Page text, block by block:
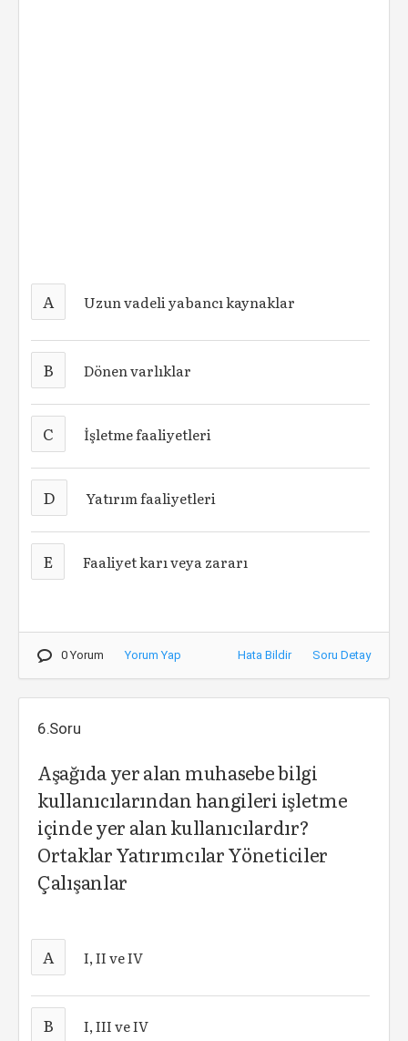
A Uzun vadeli yabancı kaynaklar
B Dönen varlıklar
C İşletme faaliyetleri
D Yatırım faaliyetleri
E Faaliyet karı veya zararı
0 Yorum Yorum Yap Hata Bildir Soru Detay
6.Soru
Aşağıda yer alan muhasebe bilgi
kullanıcılarından hangileri işletme
içinde yer alan kullanıcılardır?
Ortaklar Yatırımcılar Yöneticiler
Çalışanlar
A I, II ve IV
B I, III ve IV